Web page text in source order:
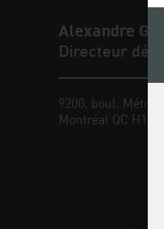
Alexandre
Directeur
9200, boul.
Montréal QC H1K